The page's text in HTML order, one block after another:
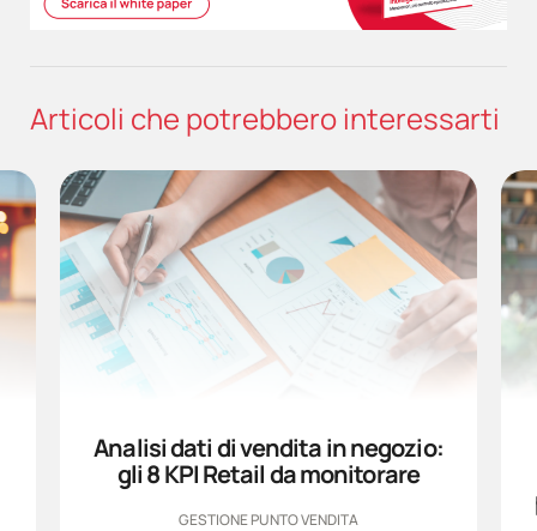
Articoli che potrebbero interessarti
Analisi dati di vendita in negozio:
gli 8 KPI Retail da monitorare
GESTIONE PUNTO VENDITA